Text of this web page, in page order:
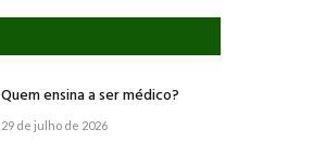
Quem ensina a ser médico?
29 de julho de 2026